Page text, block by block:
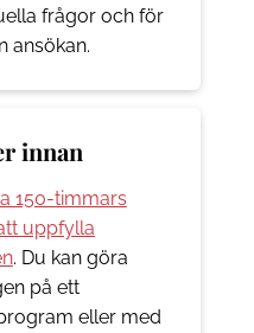
frågor och för
ansökan.
innan
150-timmars
uppfylla
. Du kan göra
på ett
eller med